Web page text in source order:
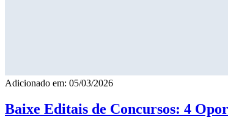
Adicionado em: 05/03/2026
Baixe Editais de Concursos: 4